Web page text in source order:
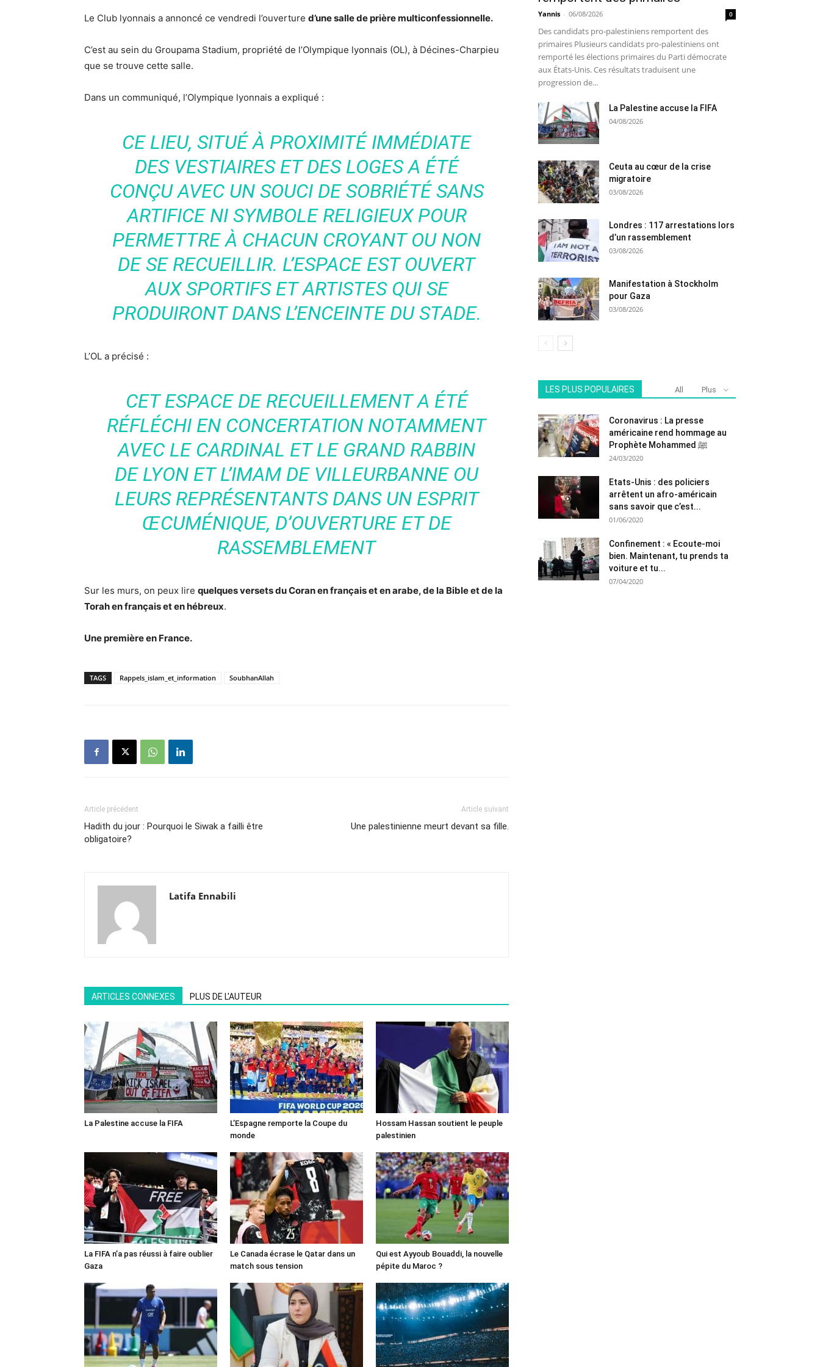
Le Club lyonnais a annoncé ce vendredi l’ouverture d’une salle de prière multiconfessionnelle.
C’est au sein du Groupama Stadium, propriété de l’Olympique lyonnais (OL), à Décines-Charpieu
que se trouve cette salle.
Dans un communiqué, l’Olympique lyonnais a expliqué :
CE LIEU, SITUÉ À PROXIMITÉ IMMÉDIATE
DES VESTIAIRES ET DES LOGES A ÉTÉ
CONÇU AVEC UN SOUCI DE SOBRIÉTÉ SANS
ARTIFICE NI SYMBOLE RELIGIEUX POUR
PERMETTRE À CHACUN CROYANT OU NON
DE SE RECUEILLIR. L’ESPACE EST OUVERT
AUX SPORTIFS ET ARTISTES QUI SE
PRODUIRONT DANS L’ENCEINTE DU STADE.
L’OL a précisé :
CET ESPACE DE RECUEILLEMENT A ÉTÉ
RÉFLÉCHI EN CONCERTATION NOTAMMENT
AVEC LE CARDINAL ET LE GRAND RABBIN
DE LYON ET L’IMAM DE VILLEURBANNE OU
LEURS REPRÉSENTANTS DANS UN ESPRIT
ŒCUMÉNIQUE, D’OUVERTURE ET DE
RASSEMBLEMENT
Sur les murs, on peux lire quelques versets du Coran en français et en arabe, de la Bible et de la
Torah en français et en hébreux.
Une première en France.
TAGS Rappels_islam_et_information SoubhanAllah
Article précédent
Hadith du jour : Pourquoi le Siwak a failli être
obligatoire?
Article suivant
Une palestinienne meurt devant sa fille.
Latifa Ennabili
ARTICLES CONNEXES PLUS DE L'AUTEUR
La Palestine accuse la FIFA
L’Espagne remporte la Coupe du
monde
Hossam Hassan soutient le peuple
palestinien
La FIFA n’a pas réussi à faire oublier
Gaza
Le Canada écrase le Qatar dans un
match sous tension
Qui est Ayyoub Bouaddi, la nouvelle
pépite du Maroc ?
Yannis - 06/08/2026 0
Des candidats pro-palestiniens remportent des
primaires Plusieurs candidats pro-palestiniens ont
remporté les élections primaires du Parti démocrate
aux États-Unis. Ces résultats traduisent une
progression de...
La Palestine accuse la FIFA
04/08/2026
Ceuta au cœur de la crise
migratoire
03/08/2026
Londres : 117 arrestations lors
d’un rassemblement
03/08/2026
Manifestation à Stockholm
pour Gaza
03/08/2026
LES PLUS POPULAIRES All Plus
Coronavirus : La presse
américaine rend hommage au
Prophète Mohammed ﷺ
24/03/2020
Etats-Unis : des policiers
arrêtent un afro-américain
sans savoir que c’est...
01/06/2020
Confinement : « Ecoute-moi
bien. Maintenant, tu prends ta
voiture et tu...
07/04/2020